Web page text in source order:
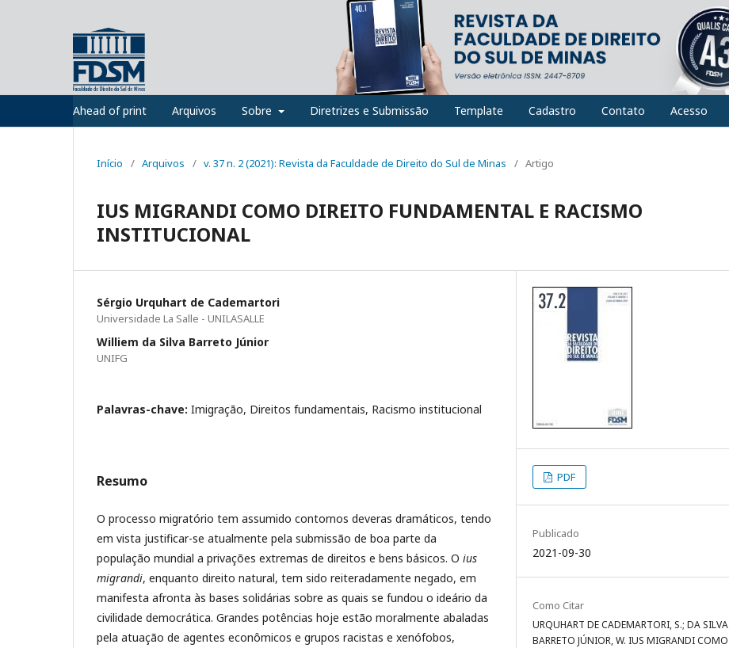
Ahead of print Arquivos Sobre Diretrizes e Submissão Template Cadastro Contato Acesso
Início / Arquivos / v. 37 n. 2 (2021): Revista da Faculdade de Direito do Sul de Minas / Artigo
IUS MIGRANDI COMO DIREITO FUNDAMENTAL E RACISMO
INSTITUCIONAL
Sérgio Urquhart de Cademartori
Universidade La Salle - UNILASALLE
Williem da Silva Barreto Júnior
UNIFG
Palavras-chave: Imigração, Direitos fundamentais, Racismo institucional
Resumo
O processo migratório tem assumido contornos deveras dramáticos, tendo
em vista justificar-se atualmente pela submissão de boa parte da
população mundial a privações extremas de direitos e bens básicos. O ius
migrandi, enquanto direito natural, tem sido reiteradamente negado, em
manifesta afronta às bases solidárias sobre as quais se fundou o ideário da
civilidade democrática. Grandes potências hoje estão moralmente abaladas
pela atuação de agentes econômicos e grupos racistas e xenófobos,
PDF
Publicado
2021-09-30
Como Citar
URQUHART DE CADEMARTORI, S.; DA SILVA
BARRETO JÚNIOR, W. IUS MIGRANDI COMO